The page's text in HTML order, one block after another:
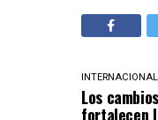
Los
fortalecen